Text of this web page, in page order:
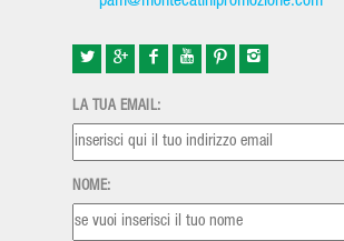
LA TUA EMAIL:
NOME: